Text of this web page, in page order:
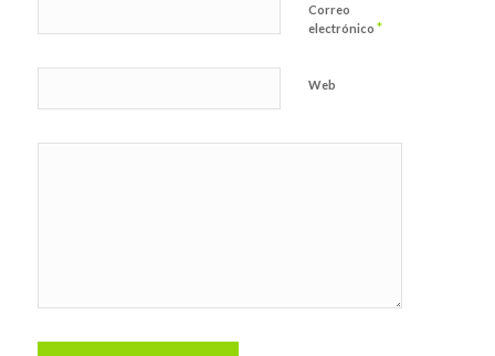
Correo
electrónico *
Web